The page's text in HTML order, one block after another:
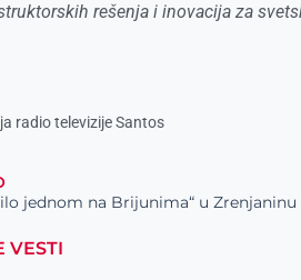
rešenja i inovacija za
radio televizije Santos
jednom na Brijunima“ u Zrenjaninu
VESTI